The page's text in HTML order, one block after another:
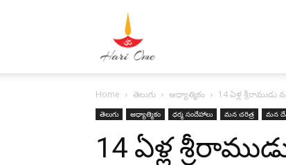
Home తెలుగు ఆధ్యాత్మికం 14 ఏళ్ల
తెలుగు ఆధ్యాత్మికం ధర్మ సందేహాలు మన చరిత్ర మన
14 ఏళ్ల